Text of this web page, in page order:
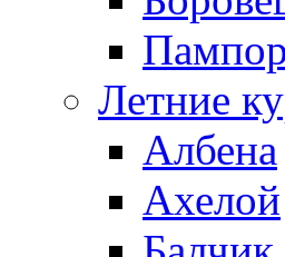
Летние
Албена
Ахелой